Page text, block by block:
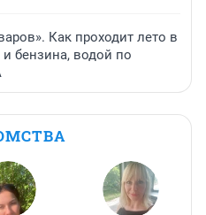
Как проходит лето в
бензина, водой по